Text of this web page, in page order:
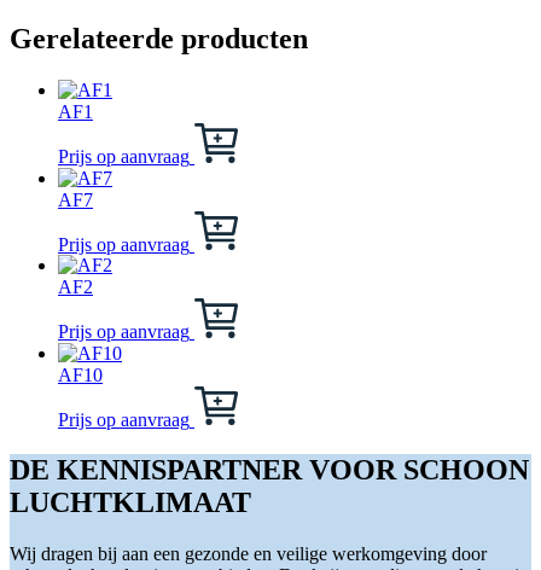
Gerelateerde producten
AF1
Prijs op aanvraag
Dit
variaties.
gekozen
productpagina
AF7
Prijs op aanvraag
Dit
variaties.
gekozen
de
productpagina
AF2
Prijs op aanvraag
Dit
variaties.
kan
gekozen
worden
de
AF10
Prijs op aanvraag
Dit
meerdere
variaties.
Deze
kan
DE KENNISPARTNER VOOR SCHOON
LUCHTKLIMAAT
Wij dragen bij aan een gezonde en veilige werkomgeving door